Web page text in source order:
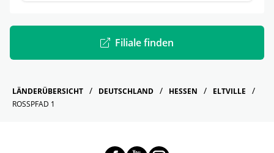
Filiale finden
LÄNDERÜBERSICHT DEUTSCHLAND HESSEN
ELTVILLE
ROSSPFAD 1